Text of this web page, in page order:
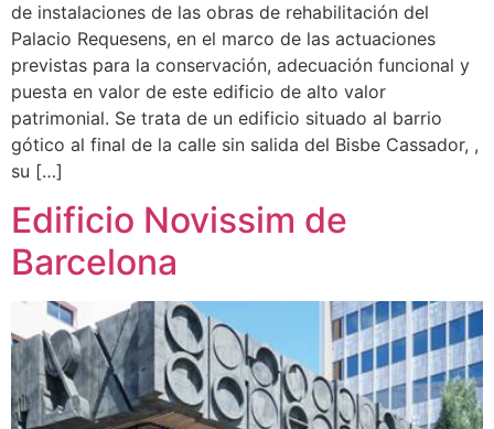
de instalaciones de las obras de rehabilitación del
Palacio Requesens, en el marco de las actuaciones
previstas para la conservación, adecuación funcional y
puesta en valor de este edificio de alto valor
patrimonial. Se trata de un edificio situado al barrio
gótico al final de la calle sin salida del Bisbe Cassador, ,
su […]
Edificio Novissim de
Barcelona